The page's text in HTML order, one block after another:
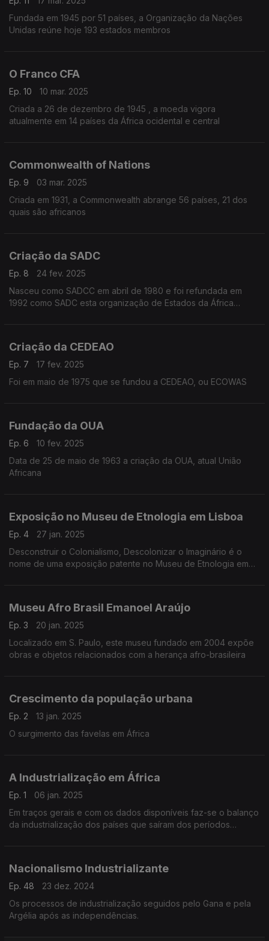
Fundada em 1945 por 51 países, a Organização da Nações
Unidas reúne hoje 193 estados membros
O Franco CFA
Ep. 10
10 mar. 2025
Criada a 26 de dezembro de 1945 , a moeda vigora
atualmente em 14 países da África ocidental e central
Commonwealth of Nations
Ep. 9
03 mar. 2025
Criada em 1931, a Commonwealth abrange 56 países, 21 dos
quais são africanos
Criação da SADC
Ep. 8
24 fev. 2025
Nasceu como SADCC em abril de 1980 e foi refundada em
1992 como SADC esta organização de Estados da África
Criação da CEDEAO
Ep. 7
17 fev. 2025
Foi em maio de 1975 que se fundou a CEDEAO, ou ECOWAS
Fundação da OUA
Ep. 6
10 fev. 2025
Data de 25 de maio de 1963 a criação da OUA, atual União
Africana
Exposição no Museu de Etnologia em Lisboa
Ep. 4
27 jan. 2025
Desconstruir o Colonialismo, Descolonizar o Imaginário é o
nome de uma exposição patente no Museu de Etnologia em
Museu Afro Brasil Emanoel Araújo
Ep. 3
20 jan. 2025
Localizado em S. Paulo, este museu fundado em 2004 expõe
obras e objetos relacionados com a herança afro-brasileira
Crescimento da população urbana
Ep. 2
13 jan. 2025
O surgimento das favelas em África
A Industrialização em África
Ep. 1
06 jan. 2025
Em traços gerais e com os dados disponíveis faz-se o balanço
da industrialização dos países que saíram dos períodos
Nacionalismo Industrializante
Ep. 48
23 dez. 2024
Os processos de industrialização seguidos pelo Gana e pela
Argélia após as independências.